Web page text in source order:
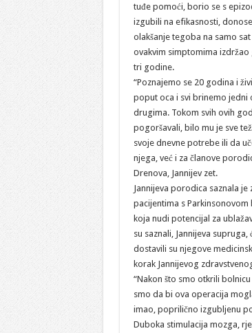
tuđe pomoći, borio se s
izgubili na efikasnosti,
olakšanje tegoba na samo
ovakvim simptomima izdržao
tri godine.
“Poznajemo se 20 godina i
poput oca i svi brinemo jedni
drugima. Tokom svih ovih
pogoršavali, bilo mu je sve
svoje dnevne potrebe ili da
njega, već i za članove
Drenova, Jannijev zet.
Jannijeva porodica saznala
pacijentima s Parkinsonovom
koja nudi potencijal za
su saznali, Jannijeva
dostavili su njegove
korak Jannijevog
“Nakon što smo otkrili
smo da bi ova operacija
imao, poprilično izgubljenu
Duboka stimulacija mozga,